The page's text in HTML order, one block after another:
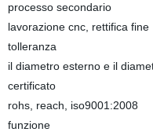
processo secondario
lavorazione cnc, rettifica fine
tolleranza
il diametro esterno e il
certificato
rohs, reach, iso9001:2008
funzione